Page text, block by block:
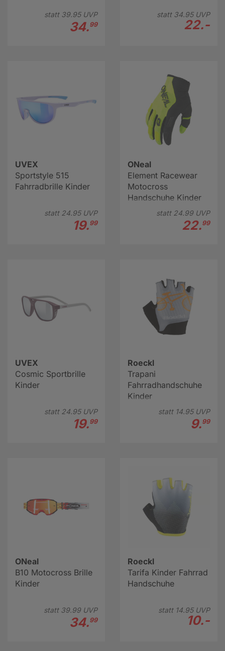
statt 39.95UVP
34.99
statt 34.95UVP
22.-
UVEX
Sportstyle 515
Fahrradbrille Kinder
statt 24.95UVP
19.99
ONeal
Element Racewear
Motocross
Handschuhe Kinder
statt 24.99UVP
22.99
UVEX
Cosmic Sportbrille
Kinder
statt 24.95UVP
19.99
Roeckl
Trapani
Fahrradhandschuhe
Kinder
statt 14.95UVP
9.99
ONeal
B10 Motocross Brille
Kinder
statt 39.99UVP
34.99
Roeckl
Tarifa Kinder Fahrrad
Handschuhe
statt 14.95UVP
10.-